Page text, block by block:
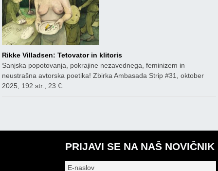
Rikke Villadsen: Tetovator in klitoris
Sanjska popotovanja, pokrajine nezavednega, feminizem in
neustrašna avtorska poetika! Zbirka Ambasada Strip #31, oktober
2025, 192 str., 23 €.
PRIJAVI SE NA NAŠ NOVIČNIK